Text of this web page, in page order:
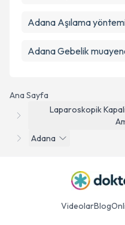
Ana Sayfa
Laparoskopik
Adana
Adana Aşılama
Adana Gebelik
VideolarBlog